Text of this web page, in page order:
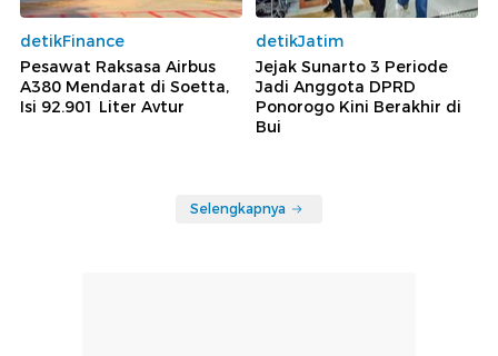
detikFinance
Pesawat Raksasa Airbus
A380 Mendarat di Soetta,
Isi 92.901 Liter Avtur
detikJatim
Jejak Sunarto 3 Periode
Jadi Anggota DPRD
Ponorogo Kini Berakhir di
Bui
Selengkapnya